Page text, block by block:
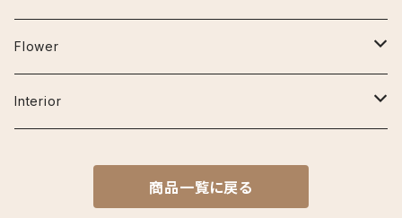
クラリネルビウム
ジズー（ジゾー）
エスキナンサス
マルメラータ
オーガスタ
その他の用品
30cm~50cm
50cm~80cm
アーリーピンク
アデュラ
コットンキャンディ
Flower
ベゴニア
リーガスベゴニア
Interior
商品一覧に戻る